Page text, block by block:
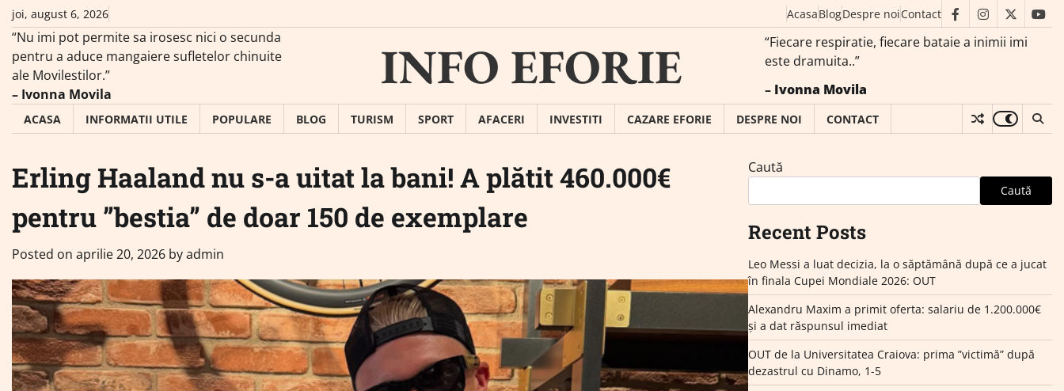
Skip
content
joi, august 6, 2026 AcasaBlogDespre noiContact facebookinstagram
twitter
“Nu imi pot permite sa irosesc nici o secunda
pentru a aduce mangaiere sufletelor chinuite
ale Movilestilor.”
– Ivonna Movila
INFO EFORIE
“Fiecare respiratie, fiecare bataie a inimii imi
este dramuita..”
– Ivonna Movila
ACASA INFORMATII UTILE POPULARE BLOG TURISM SPORT AFACERI INVESTITI CAZARE EFORIE DESPRE NOI CONTACT
Erling Haaland nu s-a uitat la bani! A plătit 460.000€
pentru ”bestia” de doar 150 de exemplare
Posted on aprilie 20, 2026 byadmin
Caută
Caută
Recent Posts
Leo Messi a luat decizia, la o săptămână după ce a jucat
în finala Cupei Mondiale 2026: OUT
Alexandru Maxim a primit oferta: salariu de 1.200.000€
și a dat răspunsul imediat
OUT de la Universitatea Craiova: prima ”victimă” după
dezastrul cu Dinamo, 1-5